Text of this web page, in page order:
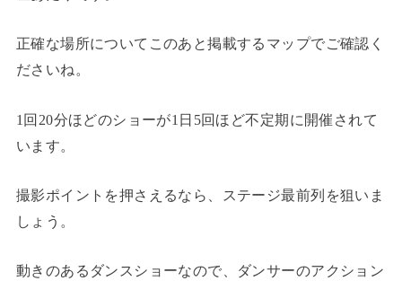
正確な場所についてこのあと掲載するマップでご確認く
ださいね。
1回20分ほどのショーが1日5回ほど不定期に開催されて
います。
撮影ポイントを押さえるなら、ステージ最前列を狙いま
しょう。
動きのあるダンスショーなので、ダンサーのアクション